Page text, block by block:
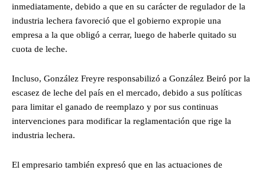
inmediatamente, debido a que en su carácter de regulador de la
industria lechera favoreció que el gobierno expropie una
empresa a la que obligó a cerrar, luego de haberle quitado su
cuota de leche.
Incluso, González Freyre responsabilizó a González Beiró por la
escasez de leche del país en el mercado, debido a sus políticas
para limitar el ganado de reemplazo y por sus continuas
intervenciones para modificar la reglamentación que rige la
industria lechera.
El empresario también expresó que en las actuaciones de